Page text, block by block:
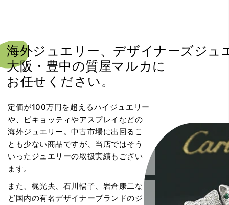
海外ジュエリー、デザイナーズジュ
大阪・豊中の質屋マルカに
お任せください。
定価が100万円を超えるハイジュエリー
や、ピキョッティやアスプレイなどの
海外ジュエリー。中古市場に出回るこ
とも少ない商品ですが、当店ではそう
いったジュエリーの取扱実績もござい
ます。
また、梶光夫、石川暢子、岩倉康二な
ど国内の有名デザイナーブランドのジ